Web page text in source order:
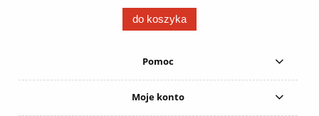
do koszyka
Pomoc
Moje konto